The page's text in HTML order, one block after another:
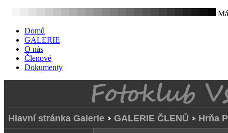
Domů
GALERIE
O nás
Členové
Dokumenty
Hlavní stránka Galerie GALERIE ČLENŮ Hrňa